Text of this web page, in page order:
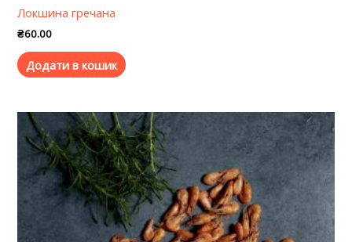
Локшина гречана
₴60.00
Додати в кошик